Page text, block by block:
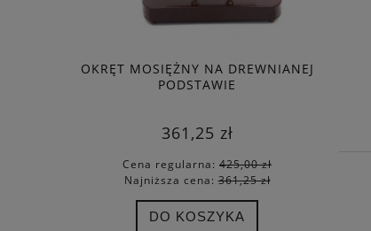
OKRĘT MOSIĘŻNY NA DREWNIANEJ
PODSTAWIE
361,25 zł
Cena regularna: 425,00 zł
Najniższa cena:361,25 zł
DO KOSZYKA